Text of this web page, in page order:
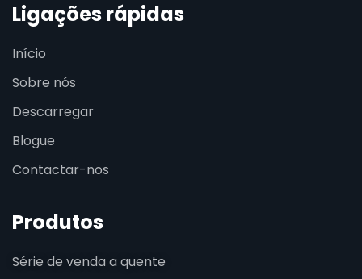
Ligações rápidas
Início
Sobre nós
Descarregar
Blogue
Contactar-nos
Produtos
Série de venda a quente